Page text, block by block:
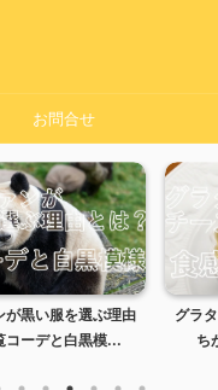
お問合せ
が黒い服を選ぶ理由
コーデと白黒模...
グラ
ち